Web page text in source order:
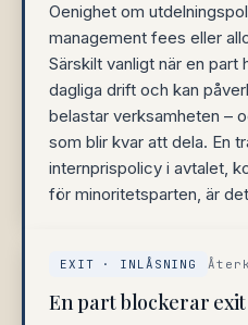
Oenighet om
management fees eller
Särskilt vanligt när en part
dagliga drift och kan
belastar verksamheten –
som blir kvar att dela. En
internprispolicy i avtalet,
för minoritetsparten, är
EXIT · INLÅSNING
En part blockerar